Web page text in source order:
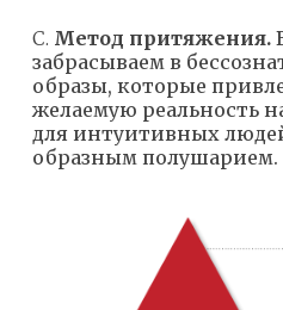
C. Метод притяжения.
забрасываем в
образы, которые
желаемую реальность
для интуитивных
образным полушарием.